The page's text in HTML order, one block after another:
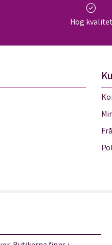
check_circle
Hög kvalitet